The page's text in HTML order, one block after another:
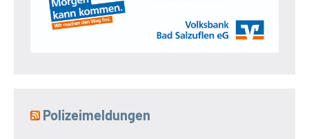
Polizeimeldungen